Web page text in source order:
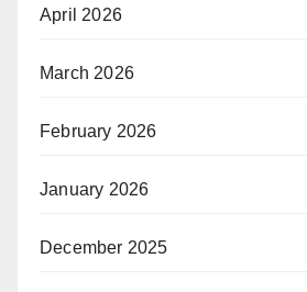
April 2026
March 2026
February 2026
January 2026
December 2025